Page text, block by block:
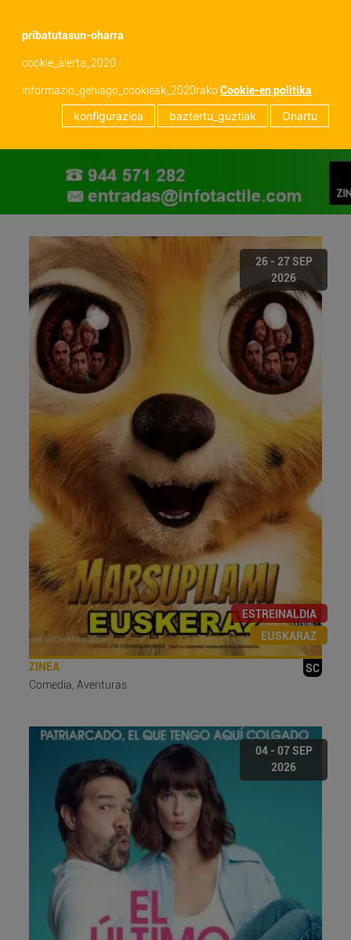
pribatutasun-oharra
cookie_alerta_2020
informazio_gehiago_cookieak_2020rakoCookie-en politika
konfigurazioa baztertu_guztiak Onartu
26 - 27 SEP
2026
ESTREINALDIA
EUSKARAZ
ZINEA
SC
Comedia, Aventuras
04 - 07 SEP
2026